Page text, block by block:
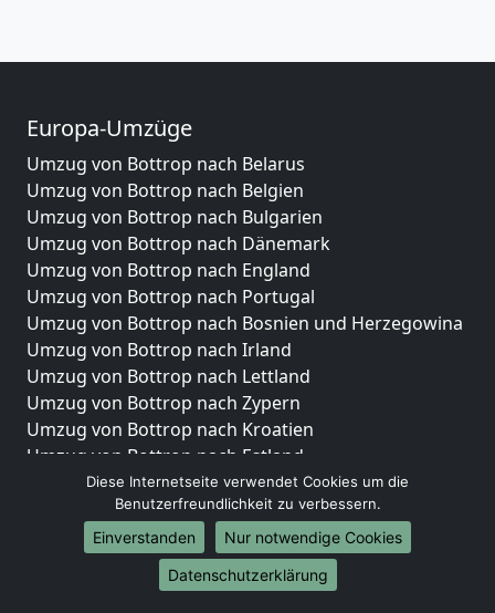
Europa-Umzüge
Umzug von Bottrop nach Belarus
Umzug von Bottrop nach Belgien
Umzug von Bottrop nach Bulgarien
Umzug von Bottrop nach Dänemark
Umzug von Bottrop nach England
Umzug von Bottrop nach Portugal
Umzug von Bottrop nach Bosnien und Herzegowina
Umzug von Bottrop nach Irland
Umzug von Bottrop nach Lettland
Umzug von Bottrop nach Zypern
Umzug von Bottrop nach Kroatien
Umzug von Bottrop nach Estland
Umzug von Bottrop nach Finnland
Umzug von Bottrop nach Frankreich
Umzug von Bottrop nach Griechenland
Umzug von Bottrop nach Italien
Umzug von Bottrop nach Liechtenstein
Diese Internetseite verwendet Cookies um die
Benutzerfreundlichkeit zu verbessern.
Einverstanden
Nur notwendige Cookies
Datenschutzerklärung